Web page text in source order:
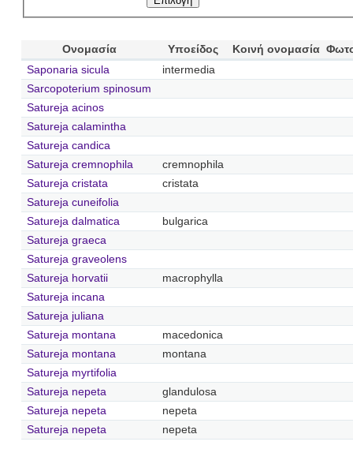
Ονομασία Υποείδος Κοινή ονομασία
Saponaria sicula
intermedia
Sarcopoterium spinosum
Satureja acinos
Satureja calamintha
Satureja candica
Satureja cremnophila
cremnophila
Satureja cristata
cristata
Satureja cuneifolia
Satureja dalmatica
bulgarica
Satureja graeca
Satureja graveolens
Satureja horvatii
macrophylla
Satureja incana
Satureja juliana
Satureja montana
macedonica
Satureja montana
montana
Satureja myrtifolia
Satureja nepeta
glandulosa
Satureja nepeta
nepeta
Satureja nepeta
nepeta